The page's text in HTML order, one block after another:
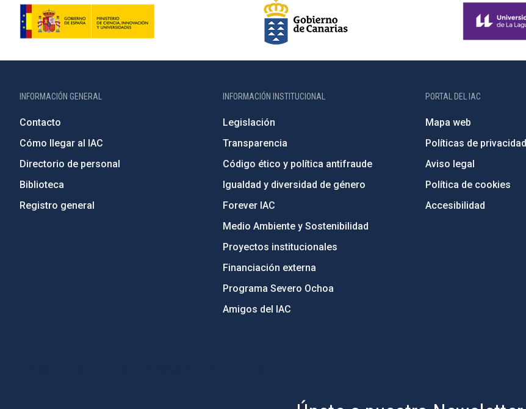
INFORMACIÓN GENERAL
Contacto
Cómo llegar al IAC
Directorio de personal
Biblioteca
Registro general
INFORMACIÓN INSTITUCIONAL
Legislación
Transparencia
Código ético y política antifraude
Igualdad y diversidad de género
Forever IAC
Medio Ambiente y Sostenibilidad
Proyectos institucionales
Financiación externa
Programa Severo Ochoa
Amigos del IAC
PORTAL DEL IAC
Mapa web
Políticas de privacidad
Aviso legal
Política de cookies
Accesibilidad